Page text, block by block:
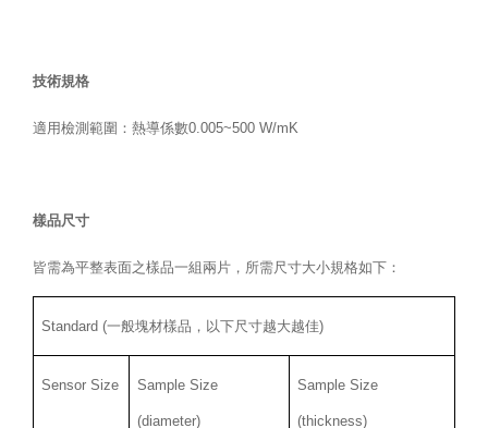
技術規格
適用檢測範圍：熱導係數0.005~500 W/mK
樣品尺寸
皆需為平整表面之樣品一組兩片，所需尺寸大小規格如下：
Standard (一般塊材樣品，以下尺寸越大越佳)
Sensor Size Sample Size
(diameter)
Sample Size
(thickness)